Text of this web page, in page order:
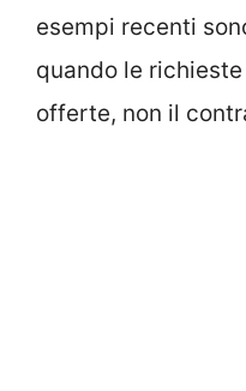
esempi recenti
quando le
offerte, non il